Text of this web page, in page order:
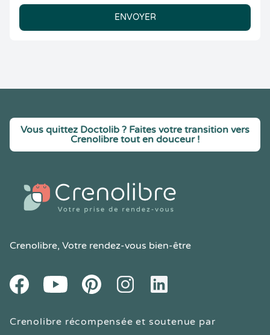
ENVOYER
Vous quittez Doctolib ? Faites votre transition vers
Crenolibre tout en douceur !
Crenolibre, Votre rendez-vous bien-être
FacebookYoutube PinteresetInstagramLinkedIn
Crenolibre récompensée et soutenue par